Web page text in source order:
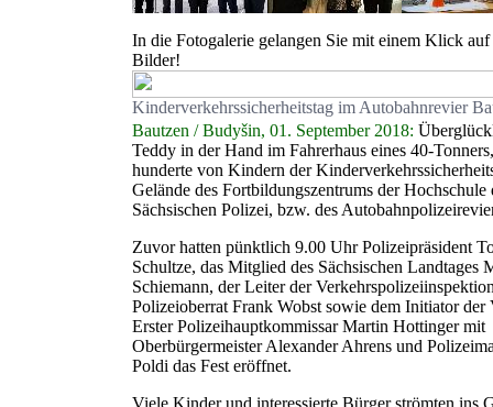
In die Fotogalerie gelangen Sie mit einem Klick auf
Bilder!
Kinderverkehrssicherheitstag im Autobahnrevier
Bautzen / Budyšin, 01. September 2018:
Teddy in der Hand im Fahrerhaus eines 40-
hunderte von Kindern der
Gelände des Fortbildungszentrums der Hochschule
Sächsischen Polizei, bzw. des
Zuvor hatten pünktlich 9.00 Uhr Polizeipräsident
Schultze, das Mitglied des Sächsischen Landtages
Schiemann, der Leiter der
Polizeioberrat Frank Wobst sowie dem Initiator der
Erster Polizeihauptkommissar Martin Hottinger mit
Oberbürgermeister Alexander Ahrens und
Poldi das Fest eröffnet.
Viele Kinder und interessierte Bürger strömten ins